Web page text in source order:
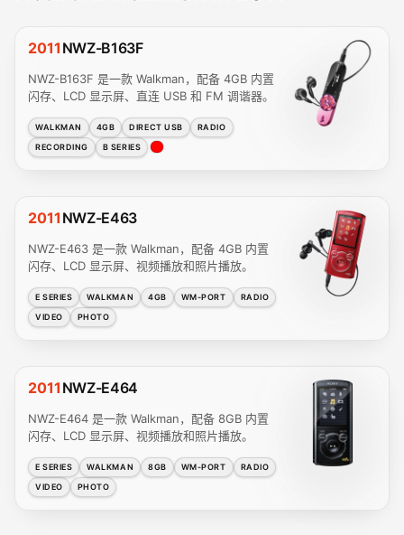
2011 NWZ-B163F
NWZ-B163F 是一款 Walkman，配备 4GB 内置
闪存、LCD 显示屏、直连 USB 和 FM 调谐器。
WALKMAN 4GB DIRECT USB
RADIO
RECORDING
B SERIES
2011 NWZ-E463
NWZ-E463 是一款 Walkman，配备 4GB 内置
闪存、LCD 显示屏、视频播放和照片播放。
E SERIES WALKMAN 4GB WM-PORT
RADIO
VIDEO
PHOTO
2011 NWZ-E464
NWZ-E464 是一款 Walkman，配备 8GB 内置
闪存、LCD 显示屏、视频播放和照片播放。
E SERIES WALKMAN 8GB WM-PORT
RADIO
VIDEO
PHOTO